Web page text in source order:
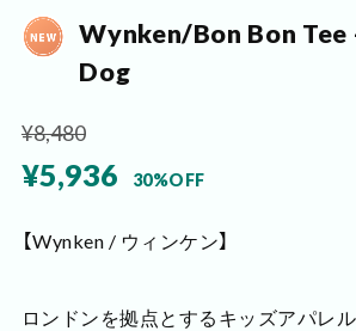
Wynken/Bon Bon
Dog
¥8,480
¥5,936 30%OFF
【Wynken / ウィンケン】
ロンドンを拠点とするキッズアパレ